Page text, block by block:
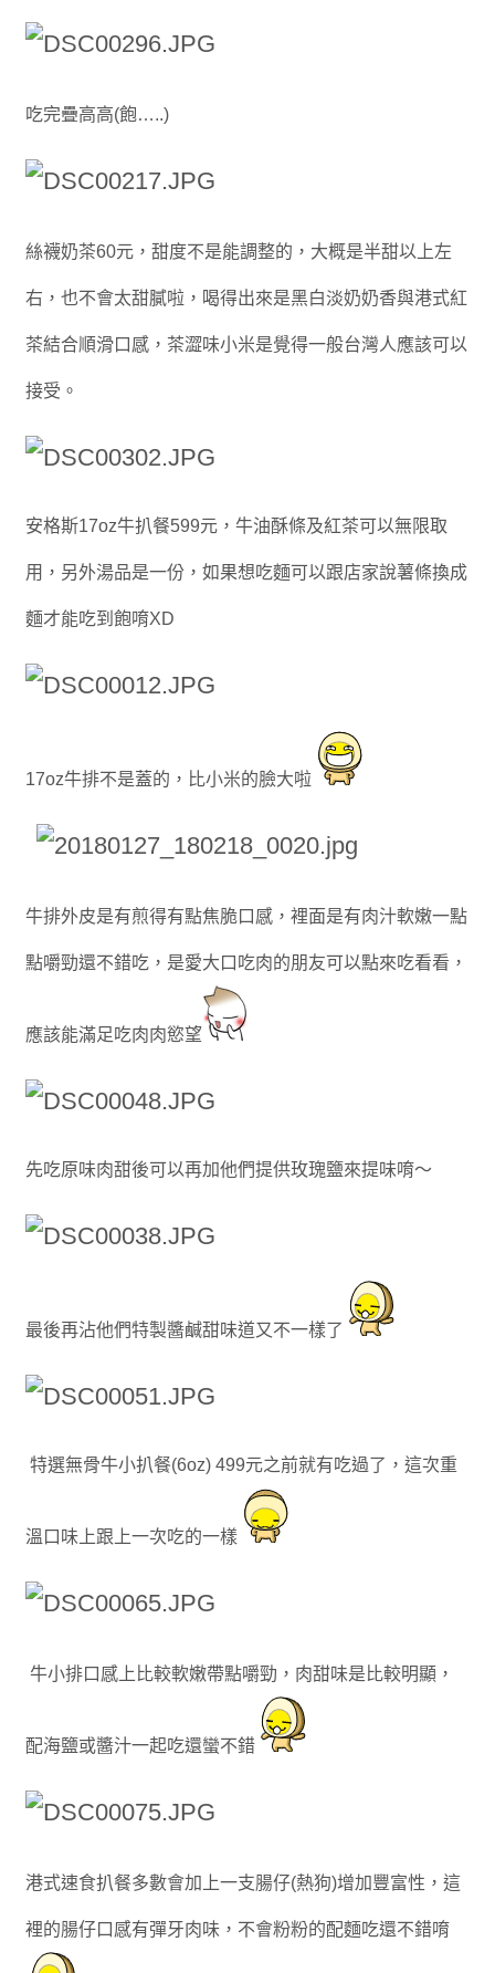
吃完疊高高(飽…..)
絲襪奶茶60元，甜度不是能調整的，大概是半甜以上左
右，也不會太甜膩啦，喝得出來是黑白淡奶奶香與港式紅
茶結合順滑口感，茶澀味小米是覺得一般台灣人應該可以
接受。
安格斯17oz牛扒餐599元， 牛油酥條及紅茶可以無限取
用，另外湯品是一份，如果想吃麵可以跟店家說薯條換成
麵才能吃到飽唷XD
17oz牛排不是蓋的，比小米的臉大啦
牛排外皮是有煎得有點焦脆口感，裡面是有肉汁軟嫩一點
點嚼勁還不錯吃，是愛大口吃肉的朋友可以點來吃看看，
應該能滿足吃肉肉慾望
先吃原味肉甜後可以再加他們提供玫瑰鹽來提味唷～
最後再沾他們特製醬鹹甜味道又不一樣了
特選無骨牛小扒餐(6oz) 499元之前就有吃過了，這次重
溫口味上跟上一次吃的一樣
牛小排口感上比較軟嫩帶點嚼勁，肉甜味是比較明顯，
配海鹽或醬汁一起吃還蠻不錯
港式速食扒餐多數會加上一支腸仔(熱狗)增加豐富性，這
裡的腸仔口感有彈牙肉味，不會粉粉的配麵吃還不錯唷